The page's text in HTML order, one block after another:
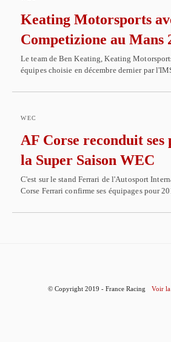
Keating Motorsports
Competizione au Mans
Le team de Ben Keating, Keating
équipes choisie en décembre dernier par
WEC
AF Corse reconduit ses
la Super Saison WEC
C'est sur le stand Ferrari de l'Autosport
Corse Ferrari confirme ses équipages pour
© Copyright 2019 - France Racing Voir